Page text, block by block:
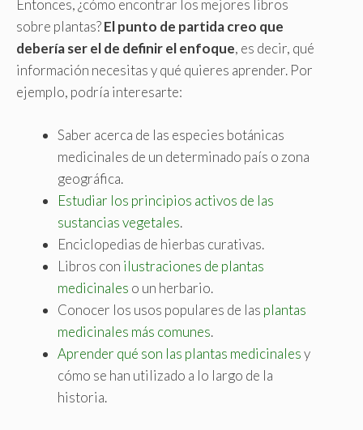
Entonces, ¿cómo encontrar los mejores libros
sobre plantas?El punto de partida creo que
debería ser el de definir el enfoque, es decir, qué
información necesitas y qué quieres aprender. Por
ejemplo, podría interesarte:
Saber acerca de las especies botánicas
medicinales de un determinado país o zona
geográfica.
Estudiar los principios activos de las
sustancias vegetales.
Enciclopedias de hierbas curativas.
Libros con ilustraciones de plantas
medicinales o un herbario.
Conocer los usos populares de las plantas
medicinales más comunes.
Aprender qué son las plantas medicinalesy
cómo se han utilizado a lo largo de la
historia.